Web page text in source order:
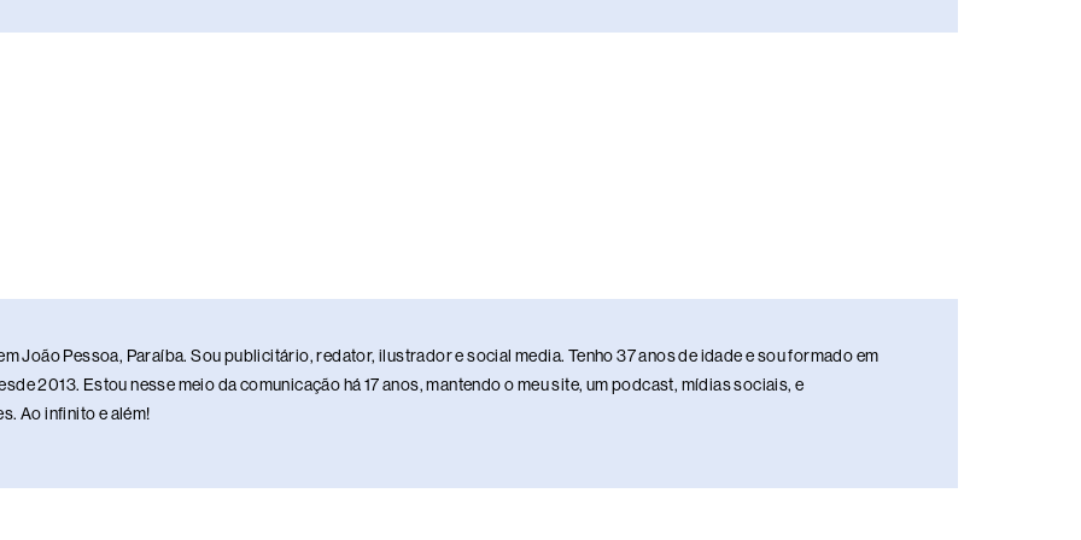
João Pessoa, Paraíba. Sou publicitário, redator, ilustrador e social media. Tenho 37 anos de idade e sou formado em
2013. Estou nesse meio da comunicação há 17 anos, mantendo o meu site, um podcast, mídias sociais, e
Ao infinito e além!